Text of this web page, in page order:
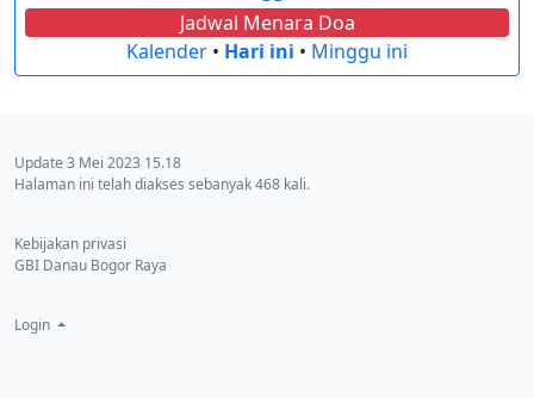
Jadwal Menara Doa
Kalender • Hari ini • Minggu ini
Update 3 Mei 2023 15.18
Halaman ini telah diakses sebanyak 468 kali.
Kebijakan privasi
GBI Danau Bogor Raya
Login